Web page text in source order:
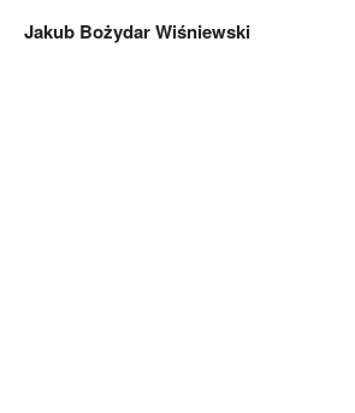
Jakub Bożydar Wiśniewski